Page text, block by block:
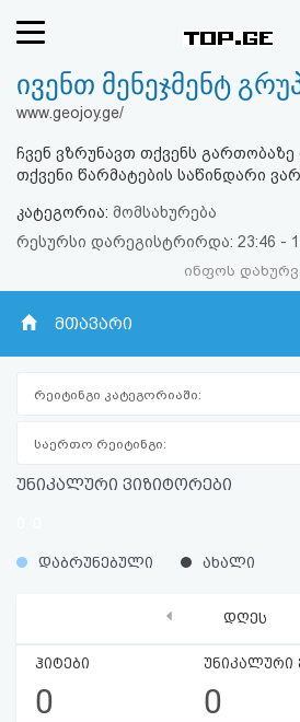
რეიტინგი
კითხვა-
პასუხი
რეგისტრაცია
HTML
სალიცენზიო
შეთანხმება
ივენთ მენეჯმენტ
www.geojoy.ge/
ჩვენ ვზრუნავთ თქვენს გართობაზე
თქვენი წარმატების საწინდარი
კატეგორია: მომსახურება
რესურსი დარეგისტრირდა: 23:46 -
ინფოს
მთავარი
რეიტინგი კატეგორიაში:
საერთო რეიტინგი:
უნიკალური ვიზიტორები
%
% დაბრუნებული ახალი
დღეს
ჰიტები
0
უნიკალური
0
‹